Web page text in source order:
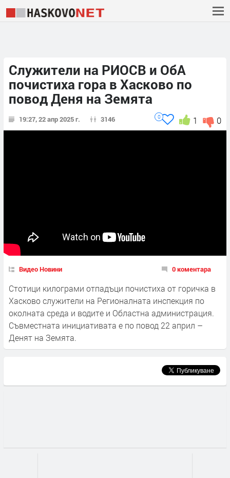
Служители на РИОСВ и ОбА
почистиха гора в Хасково по
повод Деня на Земята
19:27, 22 апр 2025 г. 3146 0
1
0
Видео Новини 0 коментара
Стотици килограми отпадъци почистиха от горичка в
Хасково служители на Регионалната инспекция по
околната среда и водите и Областна администрация.
Съвместната инициативата е по повод 22 април –
Денят на Земята.